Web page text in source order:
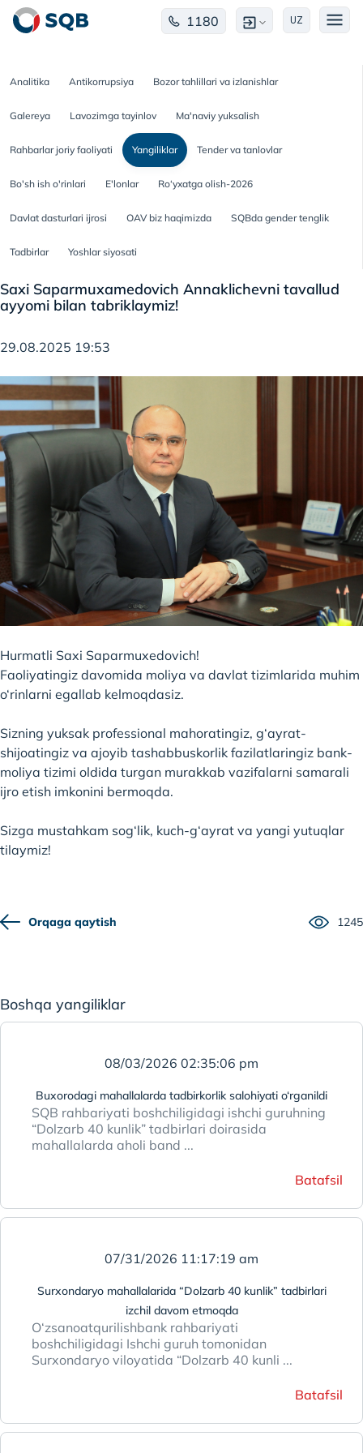
1180 UZ
Analitika Antikorrupsiya Bozor tahlillari va izlanishlar
Galereya Lavozimga tayinlov Ma'naviy yuksalish
Rahbarlar joriy faoliyati Yangiliklar Tender va tanlovlar
Bo'sh ish o'rinlari E'lonlar Ro‘yxatga olish-2026
Davlat dasturlari ijrosi OAV biz haqimizda SQBda gender tenglik
Tadbirlar Yoshlar siyosati
Saxi Saparmuxamedovich Annaklichevni tavallud
ayyomi bilan tabriklaymiz!
29.08.2025 19:53
Hurmatli Saxi Saparmuxedovich!
Faoliyatingiz davomida moliya va davlat tizimlarida muhim
o‘rinlarni egallab kelmoqdasiz.
Sizning yuksak professional mahoratingiz, g‘ayrat-
shijoatingiz va ajoyib tashabbuskorlik fazilatlaringiz bank-
moliya tizimi oldida turgan murakkab vazifalarni samarali
ijro etish imkonini bermoqda.
Sizga mustahkam sog‘lik, kuch-g‘ayrat va yangi yutuqlar
tilaymiz!
Orqaga qaytish 1245
Boshqa yangiliklar
08/03/2026 02:35:06 pm
Buxorodagi mahallalarda tadbirkorlik salohiyati o‘rganildi
SQB rahbariyati boshchiligidagi ishchi guruhning
“Dolzarb 40 kunlik” tadbirlari doirasida
mahallalarda aholi band ...
Batafsil
07/31/2026 11:17:19 am
Surxondaryo mahallalarida “Dolzarb 40 kunlik” tadbirlari
izchil davom etmoqda
O‘zsanoatqurilishbank rahbariyati
boshchiligidagi Ishchi guruh tomonidan
Surxondaryo viloyatida “Dolzarb 40 kunli ...
Batafsil